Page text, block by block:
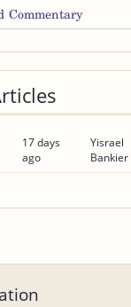
Commentary
17 days
ago
Yisrael
Bankier